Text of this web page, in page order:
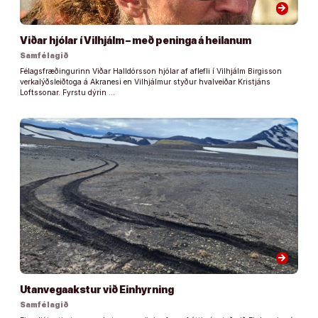
arrow_forward
Viðar hjólar í Vilhjálm – með peninga á heilanum
Samfélagið
Félagsfræðingurinn Viðar Halldórsson hjólar af aflefli í Vilhjálm Birgisson
verkalýðsleiðtoga á Akranesi en Vilhjálmur styður hvalveiðar Kristjáns
Loftssonar. Fyrstu dýrin …
arrow_forward
Utanvegaakstur við Einhyrning
Samfélagið